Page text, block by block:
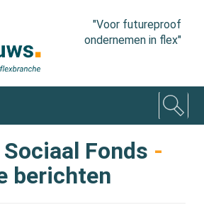
"Voor futureproof
ondernemen in flex"
Fonds -
berichten